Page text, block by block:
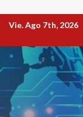
Vie. Ago 7th, 2026